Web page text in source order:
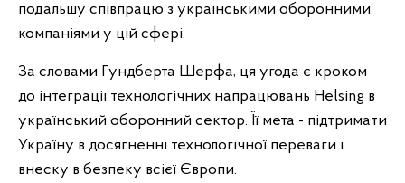
подальшу співпрацю з українськими оборонними
компаніями у цій сфері.
За словами Гундберта Шерфа, ця угода є кроком
до інтеграції технологічних напрацювань Helsing в
український оборонний сектор. Її мета - підтримати
Україну в досягненні технологічної переваги і
внеску в безпеку всієї Європи.